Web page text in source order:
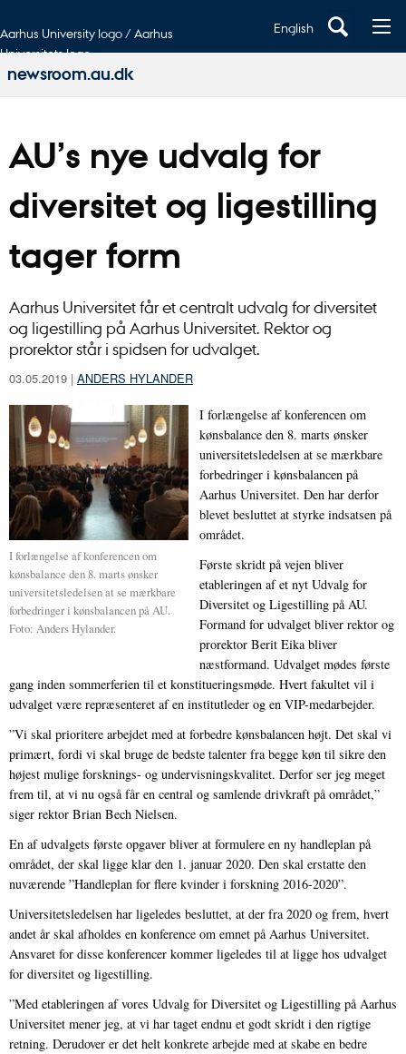
Aarhus University logo / Aarhus
Universitets logo
newsroom.au.dk
English
AU’s nye udvalg for
diversitet og ligestilling
tager form
Aarhus Universitet får et centralt udvalg for diversitet
og ligestilling på Aarhus Universitet. Rektor og
prorektor står i spidsen for udvalget.
03.05.2019 | ANDERS HYLANDER
I forlængelse af konferencen om
kønsbalance den 8. marts ønsker
universitetsledelsen at se mærkbare
forbedringer i kønsbalancen på AU.
Foto: Anders Hylander.
I forlængelse af konferencen om
kønsbalance den 8. marts ønsker
universitetsledelsen at se mærkbare
forbedringer i kønsbalancen på
Aarhus Universitet. Den har derfor
blevet besluttet at styrke indsatsen på
området.
Første skridt på vejen bliver
etableringen af et nyt Udvalg for
Diversitet og Ligestilling på AU.
Formand for udvalget bliver rektor og
prorektor Berit Eika bliver
næstformand. Udvalget mødes første
gang inden sommerferien til et konstitueringsmøde. Hvert fakultet vil i
udvalget være repræsenteret af en institutleder og en VIP-medarbejder.
”Vi skal prioritere arbejdet med at forbedre kønsbalancen højt. Det skal vi
primært, fordi vi skal bruge de bedste talenter fra begge køn til sikre den
højest mulige forsknings- og undervisningskvalitet. Derfor ser jeg meget
frem til, at vi nu også får en central og samlende drivkraft på området,”
siger rektor Brian Bech Nielsen.
En af udvalgets første opgaver bliver at formulere en ny handleplan på
området, der skal ligge klar den 1. januar 2020. Den skal erstatte den
nuværende ”Handleplan for flere kvinder i forskning 2016-2020”.
Universitetsledelsen har ligeledes besluttet, at der fra 2020 og frem, hvert
andet år skal afholdes en konference om emnet på Aarhus Universitet.
Ansvaret for disse konferencer kommer ligeledes til at ligge hos udvalget
for diversitet og ligestilling.
”Med etableringen af vores Udvalg for Diversitet og Ligestilling på Aarhus
Universitet mener jeg, at vi har taget endnu et godt skridt i den rigtige
retning. Derudover er det helt konkrete arbejde med at skabe en bedre